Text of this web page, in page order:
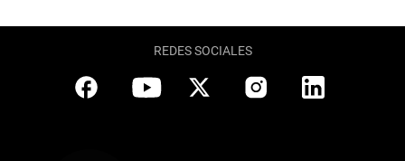
REDES SOCIALES